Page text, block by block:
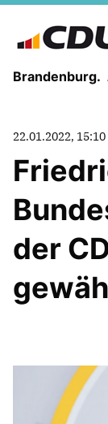
Brandenburg.
22.01.2022,
der